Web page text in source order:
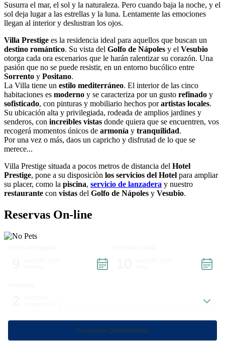
Susurra el mar, el sol y la naturaleza. Pero cuando baja la noche, y el
sol deja lugar a las estrellas y la luna. Lentamente las emociones
llegan al interior y deslustran los ojos.
Villa Prestige es la residencia ideal para aquellos que buscan un
destino romántico. Su vista del Golfo de Nápoles y el Vesubio
otorga cada ora escenarios que le harán ralentizar su corazón. Una
pasión que no se puede resistir, en un entorno bucólico entre
Sorrento y Positano.
La Villa tiene un estilo mediterráneo. El interior de las cinco
habitaciones es moderno y se caracteriza por un gusto refinado y
sofisticado, con pinturas y mobiliario hechos porartistas locales.
Su ubicación alta y privilegiada, rodeada de amplios jardines y
senderos, con increìbles vistas donde quiera que se encuentren, vos
recogerá momentos únicos de armonía y tranquilidad.
Por una vez o más, daos un capricho y disfrutad de lo que se
merece...
Villa Prestige situada a pocos metros de distancia del Hotel
Prestige, pone a su disposiciòn los servicios del Hotel para ampliar
su placer, como la piscina, servicio de lanzadera y nuestro
restaurante con vistas del Golfo de Nápoles y Vesubio.
Reservas On-line